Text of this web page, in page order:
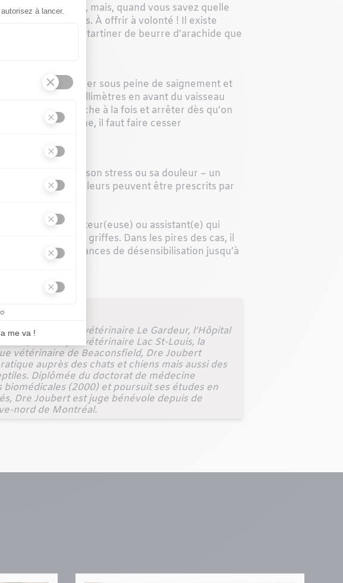
récompenses, mais, quand vous savez quelle
tailles de griffes. À offrir à volonté ! Il existe
et on peut les tartiner de beurre d’arachide que
faut pas accrocher sous peine de saignement et
quelques millimètres en avant du vaisseau
une petite tranche à la fois et arrêter dès qu’on
la griffe saigne, il faut faire cesser
animal à gérer son stress ou sa douleur – un
et des antidouleurs peuvent être prescrits par
un(e) TSA, toiletteur(euse) ou assistant(e) qui
à la taille des griffes. Dans les pires des cas, il
planifier des séances de désensibilisation jusqu’à
sont l’Hôpital vétérinaire Le Gardeur, l’Hôpital
la Clinique vétérinaire Lac St-Louis, la
vétérinaire de Beaconsfield, Dre Joubert
auprès des chats et chiens mais aussi des
Diplômée du doctorat de médecine
(2000) et poursuit ses études en
Dre Joubert est juge bénévole depuis de
nord de Montréal.